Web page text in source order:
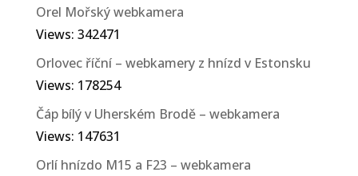
Orel Mořský webkamera
Views: 342471
Orlovec říční – webkamery z hnízd v Estonsku
Views: 178254
Čáp bílý v Uherském Brodě – webkamera
Views: 147631
Orlí hnízdo M15 a F23 – webkamera